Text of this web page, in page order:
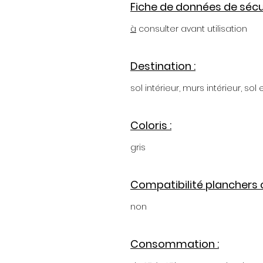
Fiche de données de
à consulter avant utilisation
Destination :
sol intérieur, murs intérieur, sol
Coloris :
gris
Compatibilité planchers
non
Consommation :